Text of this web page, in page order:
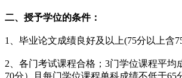
二、授予学位的条件：
1、毕业论文成绩良好及以上(75分以上含
2、各门考试课程合格；3门学位课程平均
70分）且每门学位课程单科成绩不低于65